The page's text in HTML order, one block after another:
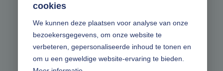
cookies
We kunnen deze plaatsen voor analyse van onze
bezoekersgegevens, om onze website te
verbeteren, gepersonaliseerde inhoud te tonen en
om u een geweldige website-ervaring te bieden.
Volg ons online